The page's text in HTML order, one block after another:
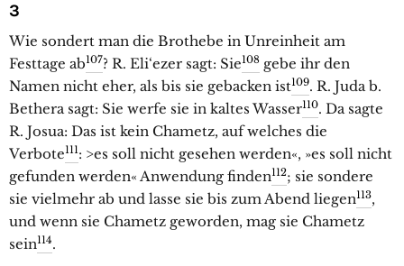
3
Wie sondert man die Brothebe in Unreinheit am
Festtage ab107? R. Eli‘ezer sagt: Sie108 gebe ihr den
Namen nicht eher, als bis sie gebacken ist109. R. Juda b.
Bethera sagt: Sie werfe sie in kaltes Wasser110. Da sagte
R. Josua: Das ist kein Chametz, auf welches die
Verbote111: >es soll nicht gesehen werden«, »es soll nicht
gefunden werden« Anwendung finden112; sie sondere
sie vielmehr ab und lasse sie bis zum Abend liegen113,
und wenn sie Chametz geworden, mag sie Chametz
sein114.